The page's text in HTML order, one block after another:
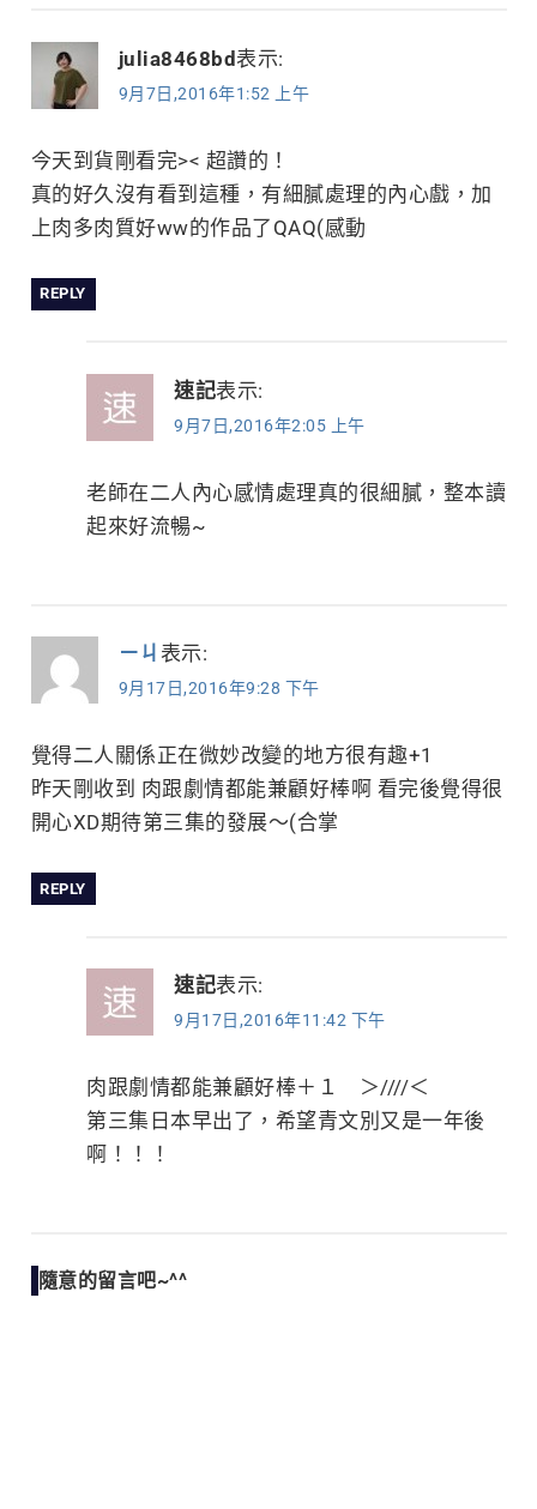
julia8468bd表示:
9月7日,2016年1:52 上午
今天到貨剛看完>< 超讚的！
真的好久沒有看到這種，有細膩處理的內心戲，加
上肉多肉質好ww的作品了QAQ(感動
REPLY
速記表示:
9月7日,2016年2:05 上午
老師在二人內心感情處理真的很細膩，整本讀
起來好流暢~
ㄧㄐ 表示:
9月17日,2016年9:28 下午
覺得二人關係正在微妙改變的地方很有趣+1
昨天剛收到 肉跟劇情都能兼顧好棒啊 看完後覺得很
開心XD期待第三集的發展～(合掌
REPLY
速記表示:
9月17日,2016年11:42 下午
肉跟劇情都能兼顧好棒＋１ ＞////＜
第三集日本早出了，希望青文別又是一年後
啊！！！
隨意的留言吧~^^